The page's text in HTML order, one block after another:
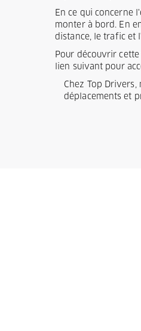
En ce qui concerne
monter à bord. En
distance, le trafic et
Pour découvrir
lien suivant pour
Chez Top
déplacements et